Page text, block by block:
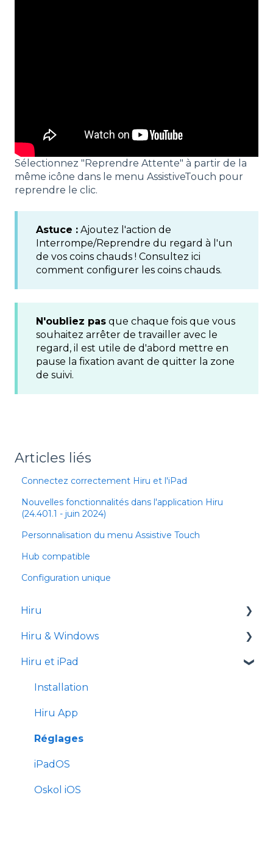
Sélectionnez "Reprendre Attente" à partir de la
même icône dans le menu AssistiveTouch pour
reprendre le clic.
Astuce : Ajoutez l'action de
Interrompe/Reprendre du regard à l'un
de vos coins chauds ! Consultez ici
comment configurer les coins chauds.
N'oubliez pas que chaque fois que vous
souhaitez arrêter de travailler avec le
regard, il est utile de d'abord mettre en
pause la fixation avant de quitter la zone
de suivi.
Articles liés
Connectez correctement Hiru et l'iPad
Nouvelles fonctionnalités dans l'application Hiru
(24.401.1 - juin 2024)
Personnalisation du menu Assistive Touch
Hub compatible
Configuration unique
Hiru
Notes de version
Hiru & Windows
Easy Click
Systray
Hiru et iPad
Installation
Hiru App
Réglages
iPadOS
Oskol iOS